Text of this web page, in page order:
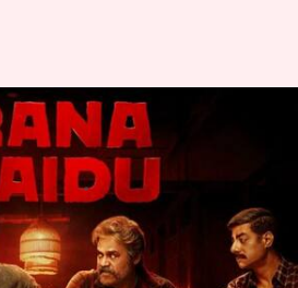
వెంకటేష్ నటించిన రానా
10, 2023 05:55 pm